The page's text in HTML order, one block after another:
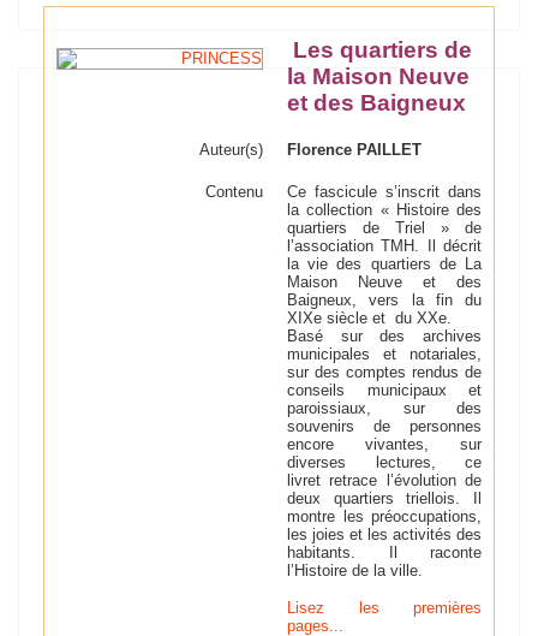
Les quartiers de
la Maison Neuve
et des Baigneux
Auteur(s) Florence PAILLET
Contenu
Ce fascicule s’inscrit dans
la collection « Histoire des
quartiers de Triel » de
l’association TMH. Il décrit
la vie des quartiers de La
Maison Neuve et des
Baigneux, vers la fin du
XIXe siècle et du XXe.
Basé sur des archives
municipales et notariales,
sur des comptes rendus de
conseils municipaux et
paroissiaux, sur des
souvenirs de personnes
encore vivantes, sur
diverses lectures, ce
livret retrace l’évolution de
deux quartiers triellois. Il
montre les préoccupations,
les joies et les activités des
habitants. Il raconte
l’Histoire de la ville.
Lisez les premières
pages...